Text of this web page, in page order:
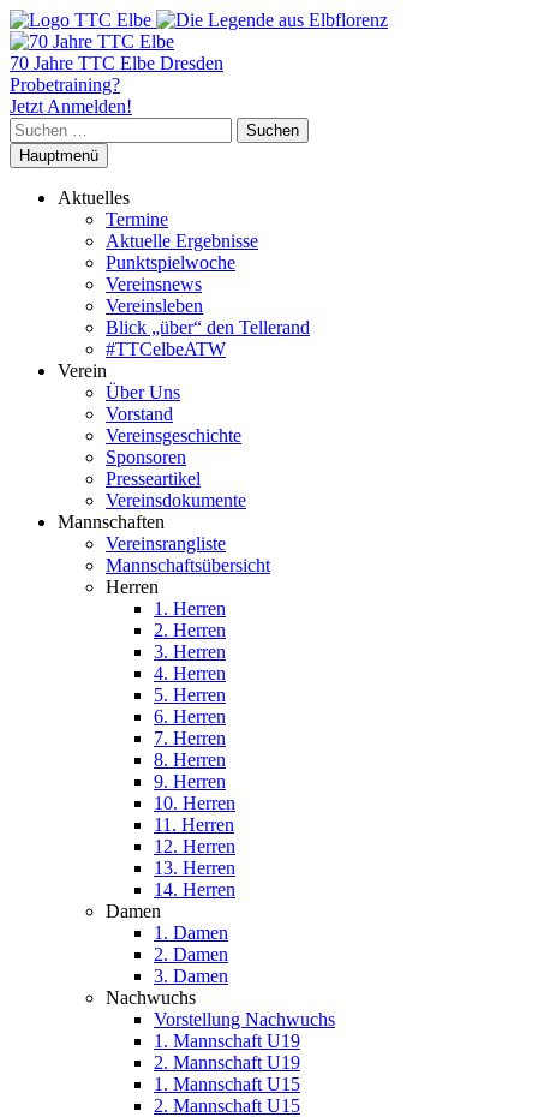
70 Jahre TTC Elbe Dresden
Probetraining?
Jetzt Anmelden!
Suchen
nach:
Hauptmenü
Aktuelles
Termine
Aktuelle Ergebnisse
Punktspielwoche
Vereinsnews
Vereinsleben
Blick „über“ den Tellerand
#TTCelbeATW
Verein
Über Uns
Vorstand
Vereinsgeschichte
Sponsoren
Presseartikel
Vereinsdokumente
Mannschaften
Vereinsrangliste
Mannschaftsübersicht
Herren
1. Herren
2. Herren
3. Herren
4. Herren
5. Herren
6. Herren
7. Herren
8. Herren
9. Herren
10. Herren
11. Herren
12. Herren
13. Herren
14. Herren
Damen
1. Damen
2. Damen
3. Damen
Nachwuchs
Vorstellung Nachwuchs
1. Mannschaft U19
2. Mannschaft U19
1. Mannschaft U15
2. Mannschaft U15